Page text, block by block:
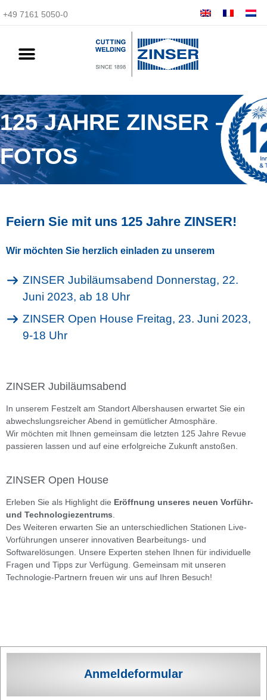
+49 7161 5050-0
125 JAHRE ZINSER –
FOTOS
Feiern Sie mit uns 125 Jahre ZINSER!
Wir möchten Sie herzlich einladen zu unserem
ZINSER Jubiläumsabend Donnerstag, 22.
Juni 2023, ab 18 Uhr
ZINSER Open House Freitag, 23. Juni 2023,
9-18 Uhr
ZINSER Jubiläumsabend
In unserem Festzelt am Standort Albershausen erwartet Sie ein
abwechslungsreicher Abend in gemütlicher Atmosphäre.
Wir möchten mit Ihnen gemeinsam die letzten 125 Jahre Revue
passieren lassen und auf eine erfolgreiche Zukunft anstoßen.
ZINSER Open House
Erleben Sie als Highlight die Eröffnung unseres neuen Vorführ-
und Technologiezentrums
Des Weiteren erwarten Sie an unterschiedlichen Stationen Live-
Vorführungen unserer innovativen Bearbeitungs- und
Softwarelösungen. Unsere Experten stehen Ihnen für individuelle
Fragen und Tipps zur Verfügung. Gemeinsam mit unseren
Technologie-Partnern freuen wir uns auf Ihren Besuch!
Anmeldeformular